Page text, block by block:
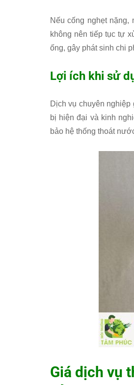
Nếu cống nghẹt
không nên tiếp tục tự
ống, gây phát sinh chi
Lợi ích khi sử
Dịch vụ chuyên
bị hiện đại và kinh
bảo hệ thống thoát
Giá dịch vụ